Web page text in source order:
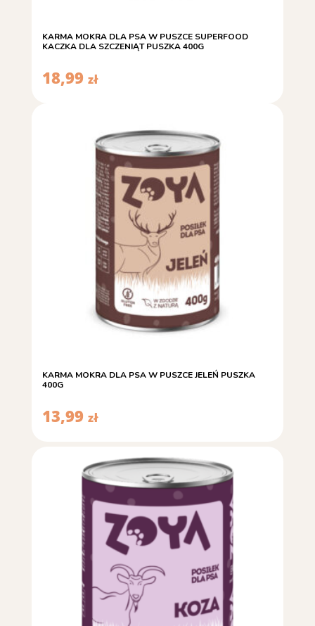
KARMA MOKRA DLA PSA W PUSZCE SUPERFOOD
KACZKA DLA SZCZENIĄT PUSZKA 400G
18,99 zł
KARMA MOKRA DLA PSA W PUSZCE JELEŃ PUSZKA
400G
13,99 zł